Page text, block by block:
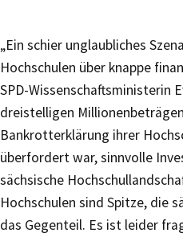
„Ein schier unglaubliches
Hochschulen über knappe
SPD-Wissenschaftsministerin
dreistelligen
Bankrotterklärung ihrer
überfordert war, sinnvolle
sächsische
Hochschulen sind Spitze, die
das Gegenteil. Es ist leider